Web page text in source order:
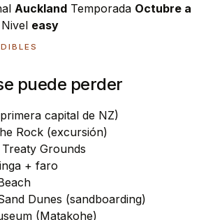
Auckland Temporada Octubre a
Nivel easy
puede perder
capital de NZ)
Rock (excursión)
Treaty Grounds
+ faro
Dunes (sandboarding)
(Matakohe)